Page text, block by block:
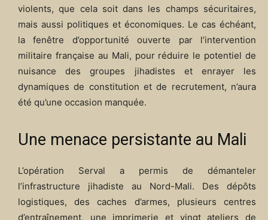
violents, que cela soit dans les champs sécuritaires,
mais aussi politiques et économiques. Le cas échéant,
la fenêtre d’opportunité ouverte par l’intervention
militaire française au Mali, pour réduire le potentiel de
nuisance des groupes jihadistes et enrayer les
dynamiques de constitution et de recrutement, n’aura
été qu’une occasion manquée.
Une menace persistante au Mali
L’opération Serval a permis de démanteler
l’infrastructure jihadiste au Nord-Mali. Des dépôts
logistiques, des caches d’armes, plusieurs centres
d’entraînement, une imprimerie et vingt ateliers de